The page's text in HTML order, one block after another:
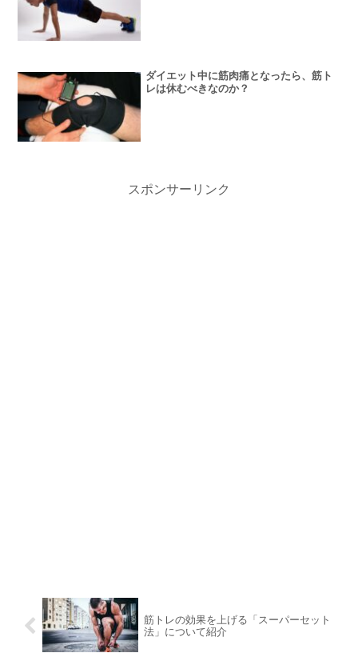
ダイエット中に筋肉痛となったら、筋ト
レは休むべきなのか？
スポンサーリンク
筋トレの効果を上げる「スーパーセット
法」について紹介